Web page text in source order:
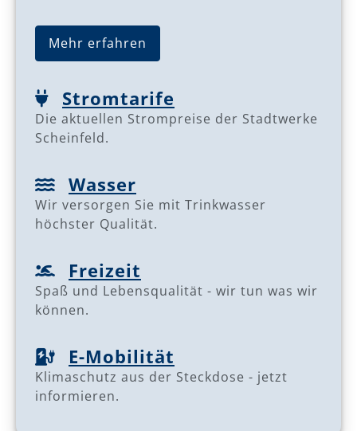
Mehr erfahren
Stromtarife
Die aktuellen Strompreise der Stadtwerke
Scheinfeld.
Wasser
Wir versorgen Sie mit Trinkwasser
höchster Qualität.
Freizeit
Spaß und Lebensqualität - wir tun was wir
können.
E-Mobilität
Klimaschutz aus der Steckdose - jetzt
informieren.